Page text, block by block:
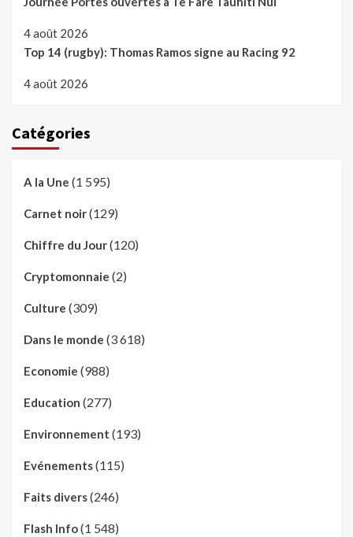
4 août 2026
Top 14 (rugby): Thomas Ramos signe au Racing 92
4 août 2026
Catégories
A la Une (1 595)
Carnet noir(129)
Chiffre du Jour(120)
Cryptomonnaie (2)
Culture (309)
Dans le monde (3 618)
Economie (988)
Education (277)
Environnement (193)
Evénements(115)
Faits divers(246)
Flash Info(1 548)